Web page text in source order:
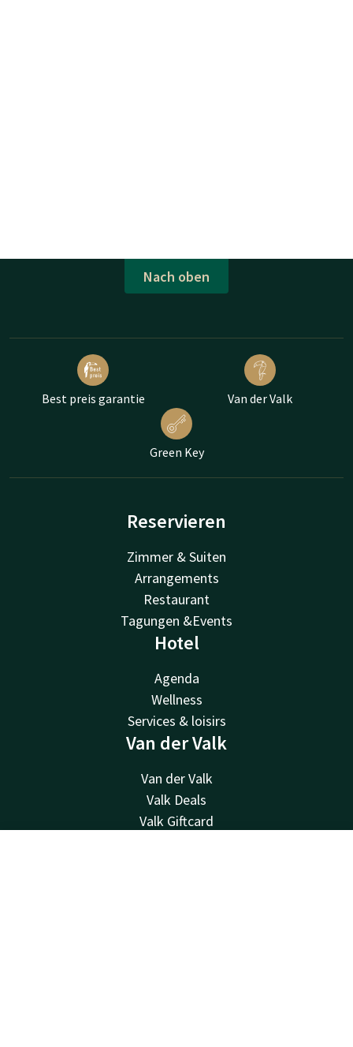
Nach oben
Best preis garantie Van der Valk
Green Key
Reservieren
Zimmer & Suiten
Arrangements
Restaurant
Tagungen &Events
Hotel
Agenda
Wellness
Services & loisirs
Van der Valk
Van der Valk
Valk Deals
Valk Giftcard